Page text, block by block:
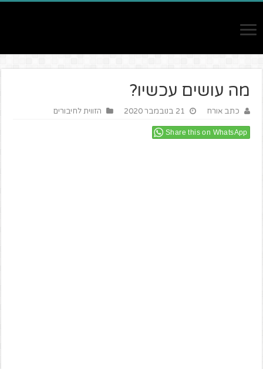
מה עושים עכשיו?
כתב אורח 21 בנובמבר 2020 הזווית לחיבורים
Share this on WhatsApp